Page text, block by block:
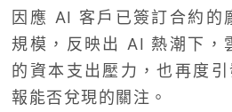
因應 AI 客戶已簽訂合約的
規模，反映出 AI 熱潮下，
的資本支出壓力，也再度
報能否兌現的關注。